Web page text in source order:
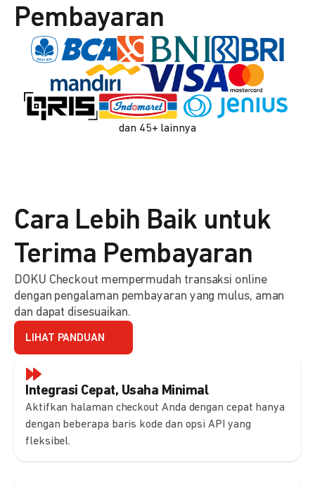
Pembayaran
dan 45+ lainnya
Integrasi Cepat, Usaha Minimal
Aktifkan halaman checkout Anda dengan cepat hanya
dengan beberapa baris kode dan opsi API yang
fleksibel.
Cara Lebih Baik untuk
Terima Pembayaran
DOKU Checkout mempermudah transaksi online
dengan pengalaman pembayaran yang mulus, aman
dan dapat disesuaikan.
LIHAT PANDUAN